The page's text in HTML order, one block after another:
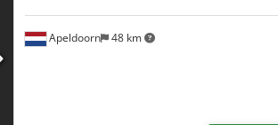
Apeldoorn 48 km